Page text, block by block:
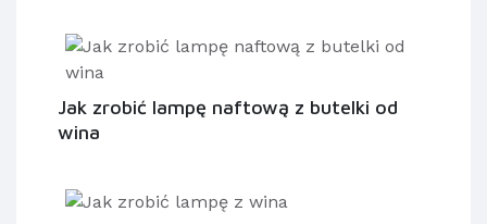
Jak zrobić lampę naftową z butelki od
wina